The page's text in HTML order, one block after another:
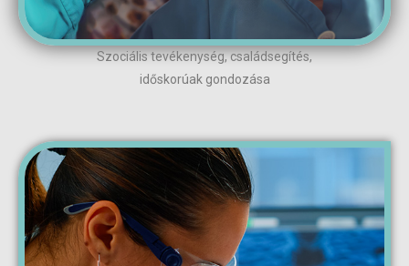
Szociális tevékenység, családsegítés,
időskorúak gondozása